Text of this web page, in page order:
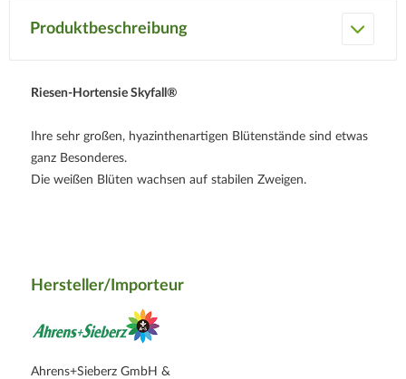
Produktbeschreibung
Riesen-Hortensie Skyfall®
Ihre sehr großen, hyazinthenartigen Blütenstände sind etwas
ganz Besonderes.
Die weißen Blüten wachsen auf stabilen Zweigen.
Hersteller/Importeur
Ahrens+Sieberz GmbH &